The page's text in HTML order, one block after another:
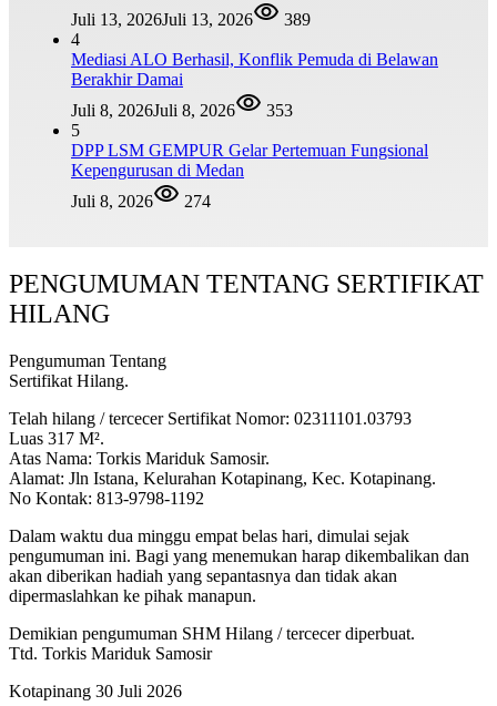
Juli 13, 2026Juli 13, 2026
389
4
Mediasi ALO Berhasil, Konflik Pemuda di Belawan
Berakhir Damai
Juli 8, 2026Juli 8, 2026
353
5
DPP LSM GEMPUR Gelar Pertemuan Fungsional
Kepengurusan di Medan
Juli 8, 2026
274
PENGUMUMAN TENTANG SERTIFIKAT
HILANG
Pengumuman Tentang
Sertifikat Hilang.
Telah hilang / tercecer Sertifikat Nomor: 02311101.03793
Luas 317 M².
Atas Nama: Torkis Mariduk Samosir.
Alamat: Jln Istana, Kelurahan Kotapinang, Kec. Kotapinang.
No Kontak: 813-9798-1192
Dalam waktu dua minggu empat belas hari, dimulai sejak
pengumuman ini. Bagi yang menemukan harap dikembalikan dan
akan diberikan hadiah yang sepantasnya dan tidak akan
dipermaslahkan ke pihak manapun.
Demikian pengumuman SHM Hilang / tercecer diperbuat.
Ttd. Torkis Mariduk Samosir
Kotapinang 30 Juli 2026